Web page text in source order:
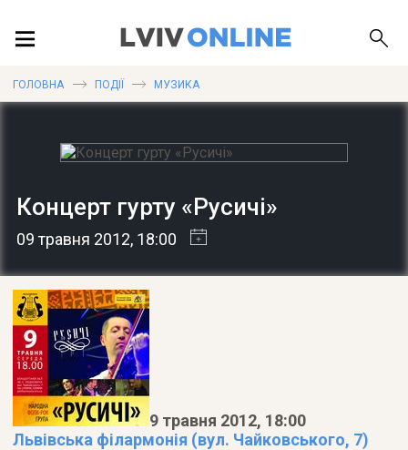
ДОВІДКА
ГОЛОВНА ПОДІЇ МУЗИКА
Концерт гурту «Русичі»
09 травня 2012, 18:00
9 травня 2012, 18:00
Львівська філармонія (вул. Чайковського, 7)